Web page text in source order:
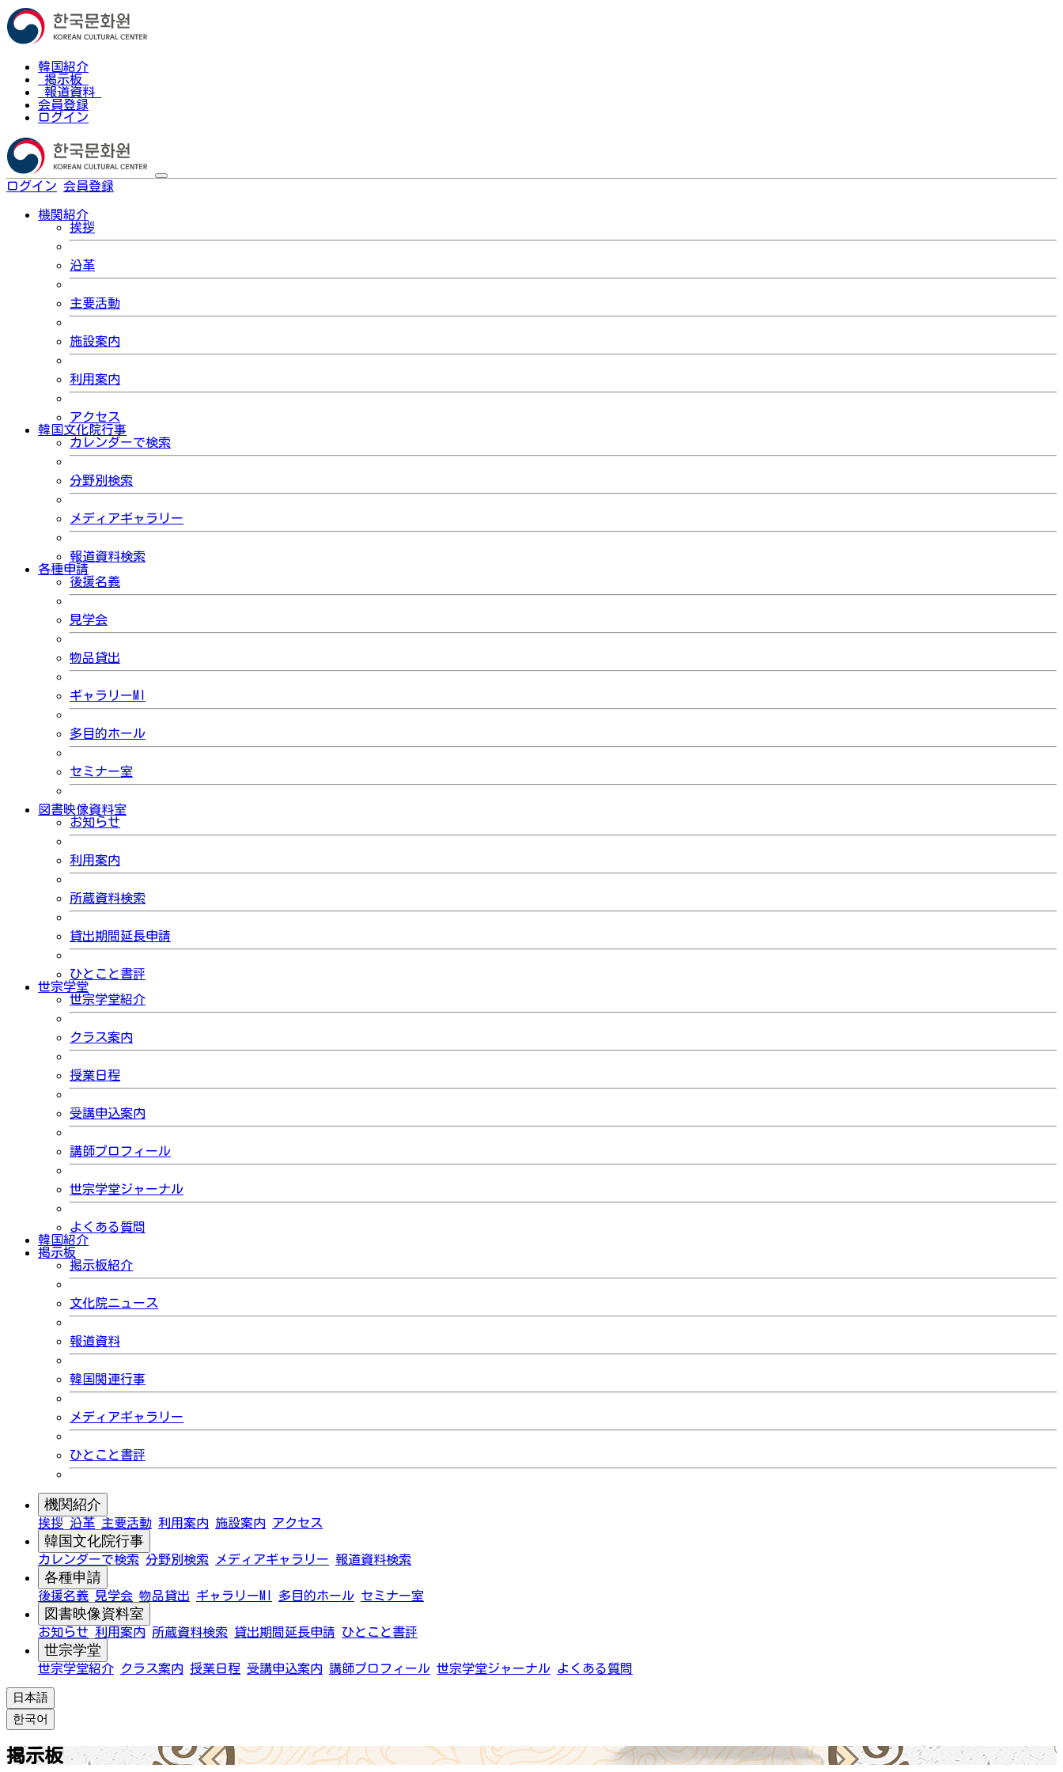
韓国紹介
掲示板
報道資料
会員登録
ログイン
ログイン 会員登録
機関紹介
挨拶
沿革
主要活動
施設案内
利用案内
アクセス
韓国文化院行事
カレンダーで検索
分野別検索
メディアギャラリー
報道資料検索
各種申請
後援名義
見学会
物品貸出
ギャラリーMI
多目的ホール
セミナー室
図書映像資料室
お知らせ
利用案内
所蔵資料検索
貸出期間延長申請
ひとこと書評
世宗学堂
世宗学堂紹介
クラス案内
授業日程
受講申込案内
講師プロフィール
世宗学堂ジャーナル
よくある質問
韓国紹介
掲示板
掲示板紹介
文化院ニュース
報道資料
韓国関連行事
メディアギャラリー
ひとこと書評
機関紹介
挨拶 沿革 主要活動 利用案内 施設案内 アクセス
韓国文化院行事
カレンダーで検索 分野別検索 メディアギャラリー 報道資料検索
各種申請
後援名義 見学会 物品貸出 ギャラリーMI 多目的ホール セミナー室
図書映像資料室
お知らせ 利用案内 所蔵資料検索 貸出期間延長申請 ひとこと書評
世宗学堂
世宗学堂紹介 クラス案内 授業日程 受講申込案内 講師プロフィール 世宗学堂ジャーナル よくある質問
日本語
한국어
掲示板